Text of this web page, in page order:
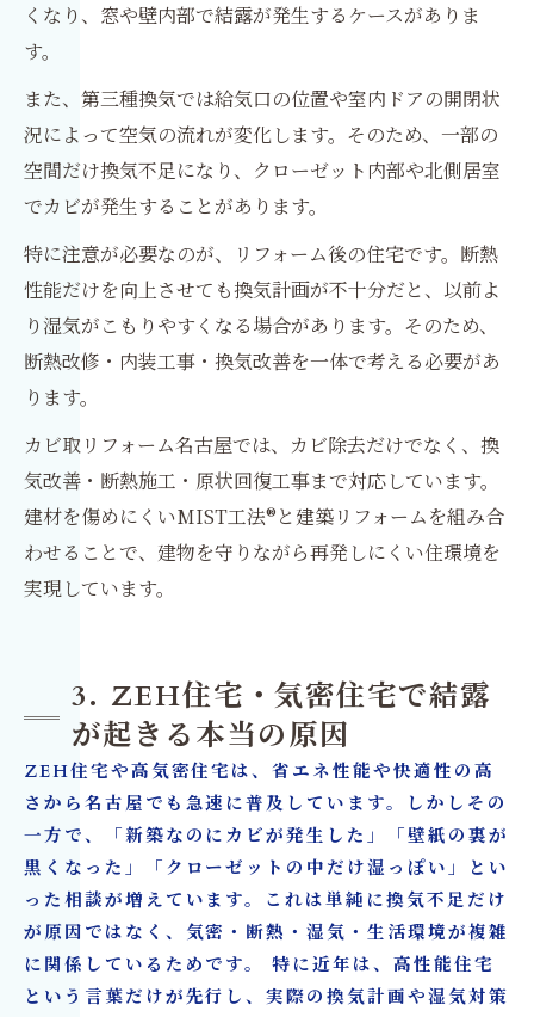
くなり、窓や壁内部で結露が発生するケースがありま
す。
また、第三種換気では給気口の位置や室内ドアの開閉状
況によって空気の流れが変化します。そのため、一部の
空間だけ換気不足になり、クローゼット内部や北側居室
でカビが発生することがあります。
特に注意が必要なのが、リフォーム後の住宅です。断熱
性能だけを向上させても換気計画が不十分だと、以前よ
り湿気がこもりやすくなる場合があります。そのため、
断熱改修・内装工事・換気改善を一体で考える必要があ
ります。
カビ取リフォーム名古屋では、カビ除去だけでなく、換
気改善・断熱施工・原状回復工事まで対応しています。
建材を傷めにくいMIST工法®と建築リフォームを組み合
わせることで、建物を守りながら再発しにくい住環境を
実現しています。
3. ZEH住宅・気密住宅で結露
が起きる本当の原因
ZEH住宅や高気密住宅は、省エネ性能や快適性の高
さから名古屋でも急速に普及しています。しかしその
一方で、「新築なのにカビが発生した」「壁紙の裏が
黒くなった」「クローゼットの中だけ湿っぽい」とい
った相談が増えています。これは単純に換気不足だけ
が原因ではなく、気密・断熱・湿気・生活環境が複雑
に関係しているためです。 特に近年は、高性能住宅
という言葉だけが先行し、実際の換気計画や湿気対策